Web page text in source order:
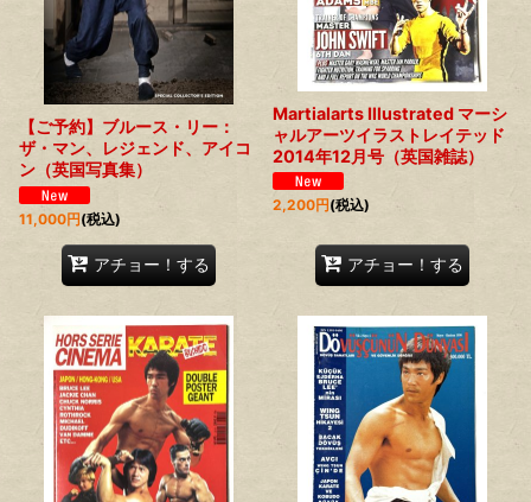
【ご予約】ブルース・リー：
ザ・マン、レジェンド、アイコ
ン（英国写真集）
11,000円(税込)
アチョー！する
Martialarts Illustrated マーシ
ャルアーツイラストレイテッド
2014年12月号（英国雑誌）
2,200円(税込)
アチョー！する